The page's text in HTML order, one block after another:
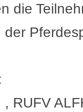
die
, RUFV